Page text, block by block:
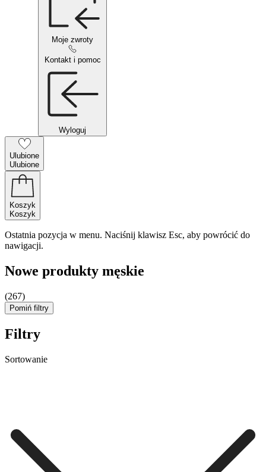
Moje zwroty
Kontakt i pomoc
Wyloguj
Ulubione
Ulubione
Koszyk
Koszyk
Ostatnia pozycja w menu. Naciśnij klawisz Esc, aby powrócić do
nawigacji.
Nowe produkty męskie
(267)
Pomiń filtry
Filtry
Sortowanie